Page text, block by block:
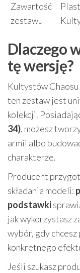
Zawartość
zestawu
Dlaczego
tę wersję?
Kultystów Chaosu
ten zestaw jest
kolekcji.
34), możesz
armii albo
charakterze.
Producent
składania modeli:
podstawki
jak wykorzystasz
wybór, gdy
konkretnego
Jeśli szukasz